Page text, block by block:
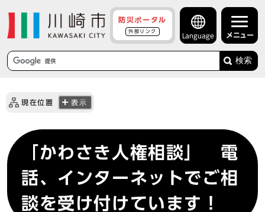
防災ポータル
外部リンク
Language メニュー
検索
現在位置 表示
「かわさき人権相談」 電
話、インターネットでご相
談を受け付けています！